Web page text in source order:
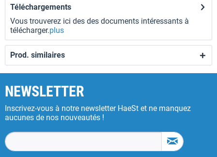
Téléchargements
Vous trouverez ici des des documents intéressants à
télécharger.plus
Prod. similaires
NEWSLETTER
Inscrivez-vous à notre newsletter HaeSt et ne manquez
aucunes de nos nouveautés !